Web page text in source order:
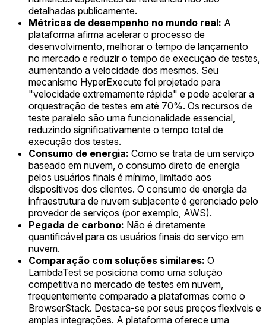
detalhadas publicamente.
Métricas de desempenho no mundo real: A
plataforma afirma acelerar o processo de
desenvolvimento, melhorar o tempo de lançamento
no mercado e reduzir o tempo de execução de testes,
aumentando a velocidade dos mesmos. Seu
mecanismo HyperExecute foi projetado para
"velocidade extremamente rápida" e pode acelerar a
orquestração de testes em até 70%. Os recursos de
teste paralelo são uma funcionalidade essencial,
reduzindo significativamente o tempo total de
execução dos testes.
Consumo de energia: Como se trata de um serviço
baseado em nuvem, o consumo direto de energia
pelos usuários finais é mínimo, limitado aos
dispositivos dos clientes. O consumo de energia da
infraestrutura de nuvem subjacente é gerenciado pelo
provedor de serviços (por exemplo, AWS).
Pegada de carbono: Não é diretamente
quantificável para os usuários finais do serviço em
nuvem.
Comparação com soluções similares: O
LambdaTest se posiciona como uma solução
competitiva no mercado de testes em nuvem,
frequentemente comparado a plataformas como o
BrowserStack. Destaca-se por seus preços flexíveis e
amplas integrações. A plataforma oferece uma